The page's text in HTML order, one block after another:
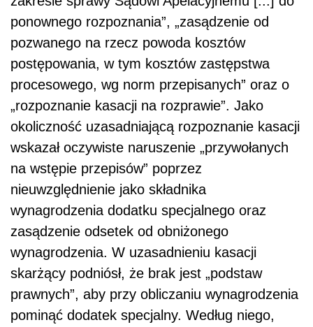
ponownego rozpoznania”, „zasądzenie od
pozwanego na rzecz powoda kosztów
postępowania, w tym kosztów zastępstwa
procesowego, wg norm przepisanych” oraz o
„rozpoznanie kasacji na rozprawie”. Jako
okoliczność uzasadniającą rozpoznanie kasacji
wskazał oczywiste naruszenie „przywołanych
na wstępie przepisów” poprzez
nieuwzględnienie jako składnika
wynagrodzenia dodatku specjalnego oraz
zasądzenie odsetek od obniżonego
wynagrodzenia. W uzasadnieniu kasacji
skarżący podniósł, że brak jest „podstaw
prawnych”, aby przy obliczaniu wynagrodzenia
pominąć dodatek specjalny. Według niego,